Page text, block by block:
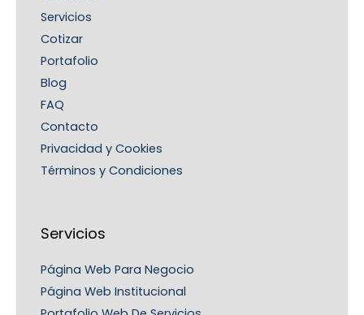
Servicios
Cotizar
Portafolio
Blog
FAQ
Contacto
Privacidad y Cookies
Términos y Condiciones
Servicios
Página Web Para Negocio
Página Web Institucional